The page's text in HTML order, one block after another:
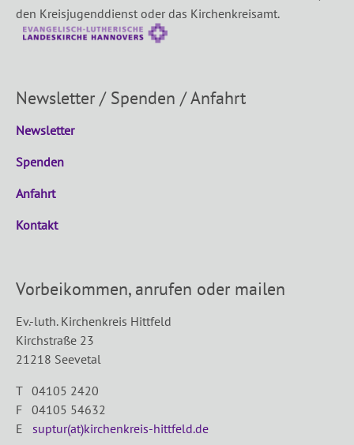
den Kreisjugenddienst oder das Kirchenkreisamt.
Newsletter / Spenden / Anfahrt
Newsletter
Spenden
Anfahrt
Kontakt
Vorbeikommen, anrufen oder mailen
Ev.-luth. Kirchenkreis Hittfeld
Kirchstraße 23
21218 Seevetal
T 04105 2420
F 04105 54632
E suptur(at)kirchenkreis-hittfeld.de